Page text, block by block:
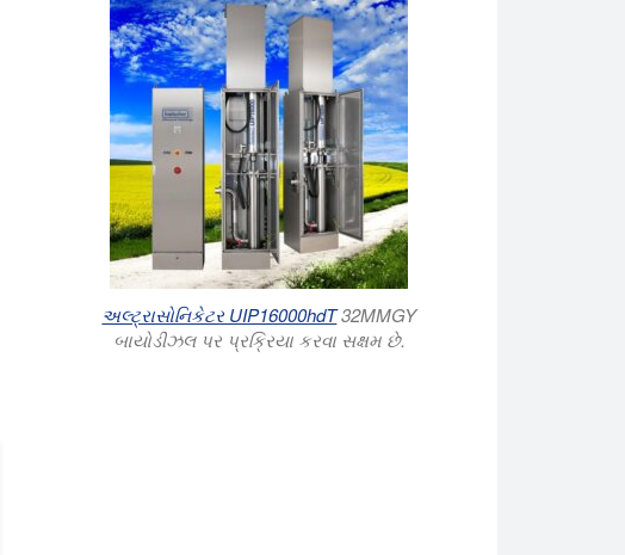
અલ્ટ્રાસોનિકેટર UIP16000hdT32MMGY
બાયોડીઝલ પર પ્રક્રિયા કરવા સક્ષમ છે.